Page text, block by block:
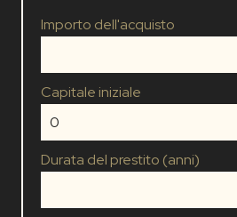
Importo dell'acquisto
Capitale iniziale
Durata del prestito (anni)